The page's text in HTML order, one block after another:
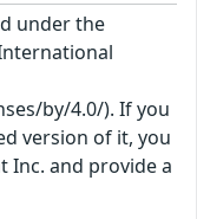
under the
by/4.0/). If you
version of it, you
Inc. and provide a